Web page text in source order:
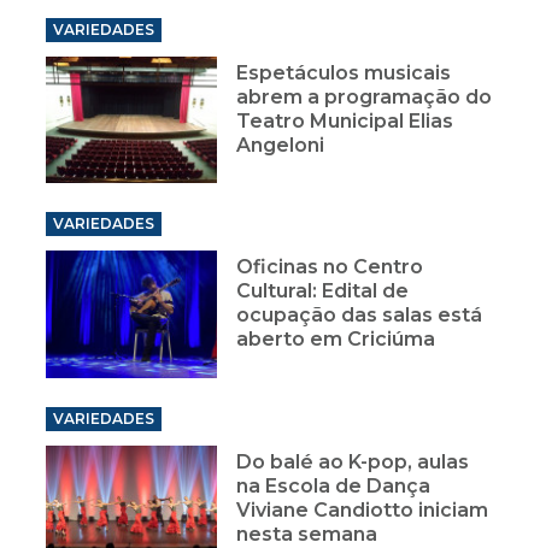
VARIEDADES
Espetáculos musicais
abrem a programação do
Teatro Municipal Elias
Angeloni
VARIEDADES
Oficinas no Centro
Cultural: Edital de
ocupação das salas está
aberto em Criciúma
VARIEDADES
Do balé ao K-pop, aulas
na Escola de Dança
Viviane Candiotto iniciam
nesta semana